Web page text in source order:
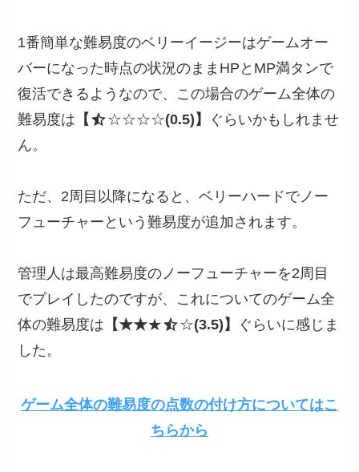
1番簡単な難易度のベリーイージーはゲームオー
バーになった時点の状況のままHPとMP満タンで
復活できるようなので、この場合のゲーム全体の
難易度は 【 ☆☆☆☆(0.5)】
ぐらいかもしれませ
ん。
ただ、2周目以降になると、ベリーハードでノー
フューチャーという難易度が追加されます。
管理人は最高難易度のノーフューチャーを2周目
でプレイしたのですが、これについてのゲーム全
体の難易度は 【★★★ ☆(3.5)】
ぐらいに感じま
した。
ゲーム全体の難易度の点数の付け方についてはこ
ちらから